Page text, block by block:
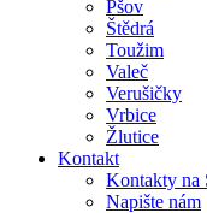
Pšov
Štědrá
Toužim
Valeč
Verušičky
Vrbice
Žlutice
Kontakt
Kontakty na
Napište nám